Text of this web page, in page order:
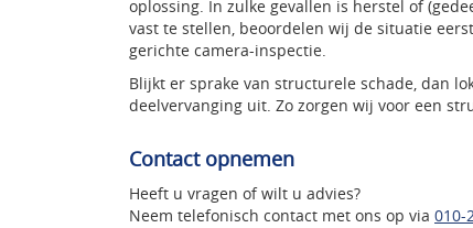
oplossing. In zulke gevallen is herstel of
vast te stellen, beoordelen wij de situatie
gerichte camera-inspectie.
Blijkt er sprake van structurele schade, dan
deelvervanging uit. Zo zorgen wij voor een
Contact opnemen
Heeft u vragen of wilt u advies?
Neem telefonisch contact met ons op via 010-